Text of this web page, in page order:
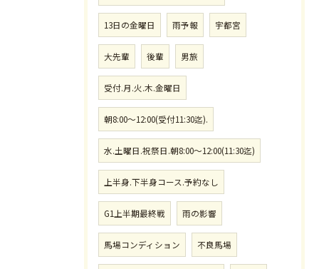
13日の金曜日 雨予報 宇都宮
大先輩 後輩 男旅
受付.月.火.木.金曜日
朝8:00〜12:00(受付11:30迄).
水.土曜日.祝祭日.朝8:00〜12:00(11:30迄)
上半身.下半身コース.予約なし
G1上半期最終戦 雨の影響
馬場コンディション 不良馬場